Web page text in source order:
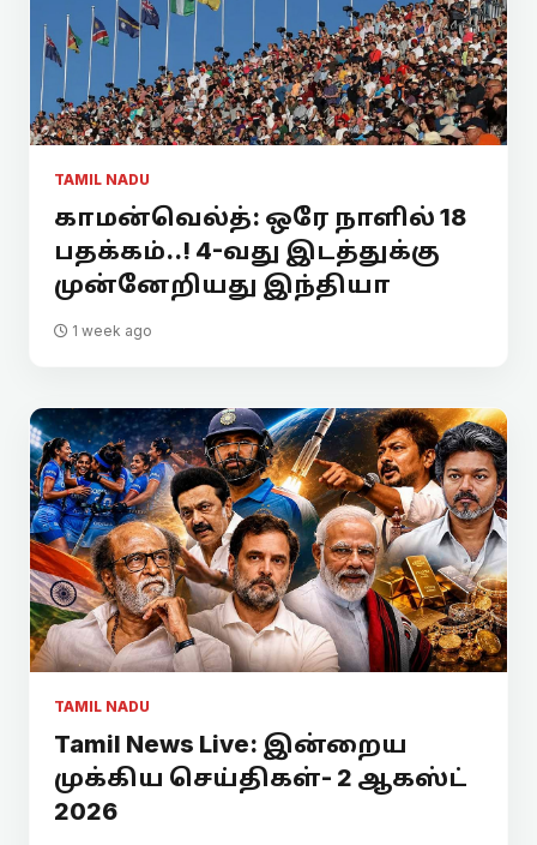
TAMIL NADU
காமன்வெல்த்: ஒரே நாளில் 18
பதக்கம்..! 4-வது இடத்துக்கு
முன்னேறியது இந்தியா
1 week ago
TAMIL NADU
Tamil News Live: இன்றைய
முக்கிய செய்திகள்- 2 ஆகஸ்ட்
2026